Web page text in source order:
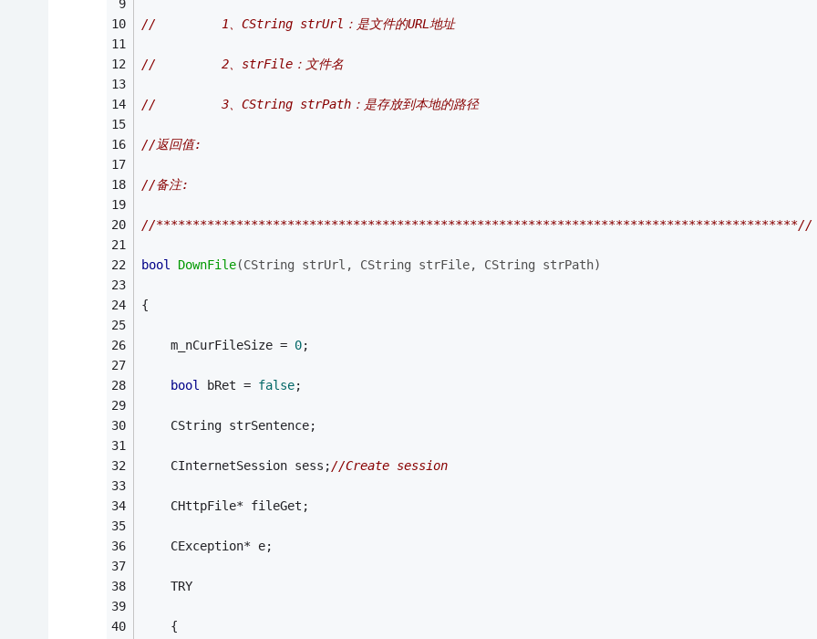
//         1、CString strUrl：是文件的URL地址
//         2、strFile：文件名
//         3、CString strPath：是存放到本地的路径
//返回值:
//备注:
//****************************************************************************************//
bool DownFile(CString strUrl, CString strFile, CString strPath)
{
    m_nCurFileSize =
0;
bool bRet = false;
    CString strSentence;
    CInternetSession sess;
//Create session
    CHttpFile* fileGet;
    CException* e;
    TRY
    {